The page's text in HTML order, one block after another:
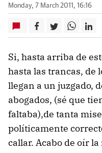
Monday, 7 March 2011, 16:16
Si, hasta arriba de
hasta las trancas, de
llegan a un juzgado,
abogados, (sé que
faltaba),de tanta
políticamente
callar. Acabo de oír